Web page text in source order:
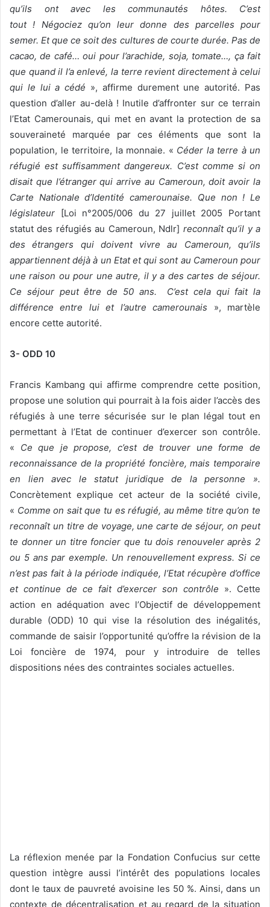
qu’ils ont avec les communautés hôtes. C’est
tout ! Négociez qu’on leur donne des parcelles pour
semer. Et que ce soit des cultures de courte durée. Pas de
cacao, de café… oui pour l’arachide, soja, tomate…, ça fait
que quand il l’a enlevé, la terre revient directement à celui
qui le lui a cédé », affirme durement une autorité. Pas
question d’aller au-delà ! Inutile d’affronter sur ce terrain
l’Etat Camerounais, qui met en avant la protection de sa
souveraineté marquée par ces éléments que sont la
population, le territoire, la monnaie. « Céder la terre à un
réfugié est suffisamment dangereux. C’est comme si on
disait que l’étranger qui arrive au Cameroun, doit avoir la
Carte Nationale d’Identité camerounaise. Que non ! Le
législateur
[Loi n°2005/006 du 27 juillet 2005 Portant
statut des réfugiés au Cameroun, Ndlr] reconnaît qu’il y a
des étrangers qui doivent vivre au Cameroun, qu’ils
appartiennent déjà à un Etat et qui sont au Cameroun pour
une raison ou pour une autre, il y a des cartes de séjour.
Ce séjour peut être de 50 ans. C’est cela qui fait la
différence entre lui et l’autre camerounais », martèle
encore cette autorité.
3- ODD 10
Francis Kambang qui affirme comprendre cette position,
propose une solution qui pourrait à la fois aider l’accès des
réfugiés à une terre sécurisée sur le plan légal tout en
permettant à l’Etat de continuer d’exercer son contrôle.
« Ce que je propose, c’est de trouver une forme de
reconnaissance de la propriété foncière, mais temporaire
en lien avec le statut juridique de la personne ».
Concrètement explique cet acteur de la société civile,
« Comme on sait que tu es réfugié, au même titre qu’on te
reconnaît un titre de voyage, une carte de séjour, on peut
te donner un titre foncier que tu dois renouveler après 2
ou 5 ans par exemple. Un renouvellement express. Si ce
n’est pas fait à la période indiquée, l’Etat récupère d’office
et continue de ce fait d’exercer son contrôle ». Cette
action en adéquation avec l’Objectif de développement
durable (ODD) 10 qui vise la résolution des inégalités,
commande de saisir l’opportunité qu’offre la révision de la
Loi foncière de 1974, pour y introduire de telles
dispositions nées des contraintes sociales actuelles.
La réflexion menée par la Fondation Confucius sur cette
question intègre aussi l’intérêt des populations locales
dont le taux de pauvreté avoisine les 50 %. Ainsi, dans un
contexte de décentralisation et au regard de la situation